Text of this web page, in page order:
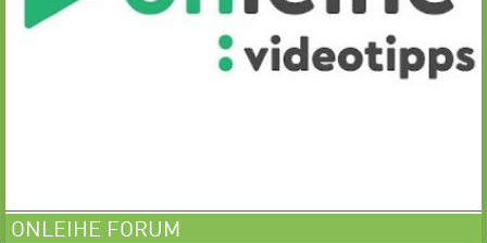
ONLEIHE FORUM